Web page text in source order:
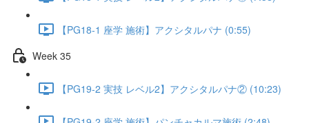
【PG18-1 座学 施術】アクシタルパナ (0:55)
Week 35
【PG19-2 実技 レベル2】アクシタルパナ② (10:23)